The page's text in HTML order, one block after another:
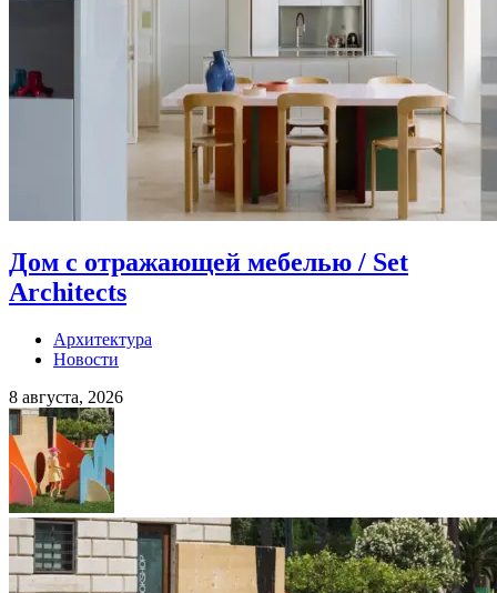
Дом с отражающей мебелью / Set
Architects
Архитектура
Новости
8 августа, 2026